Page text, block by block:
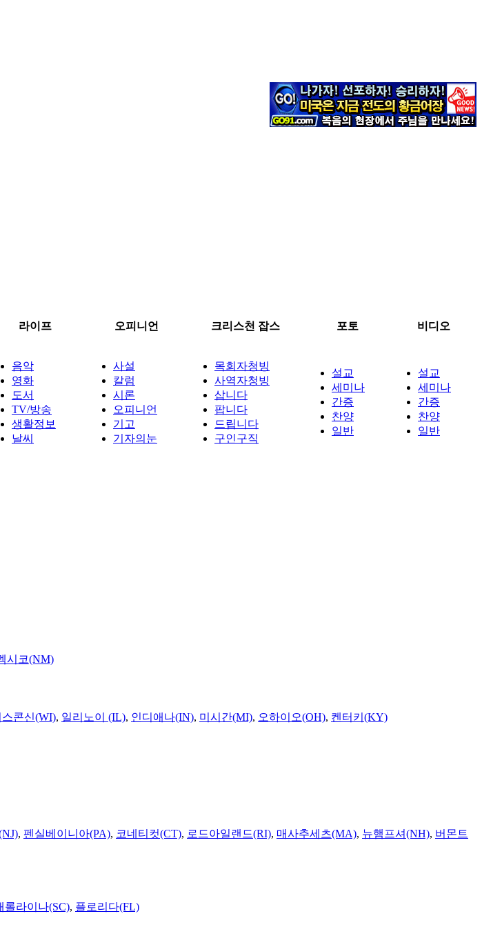
라이프 오피니언 크리스천 잡스 포토 비디오
음악
영화
도서
TV/방송
생활정보
날씨
사설
칼럼
시론
오피니언
기고
기자의눈
목회자청빙
사역자청빙
삽니다
팝니다
드립니다
구인구직
설교
세미나
간증
찬양
일반
설교
세미나
간증
찬양
일반
시코(NM)
스콘신(WI), 일리노이 (IL), 인디애나(IN), 미시간(MI), 오하이오(OH), 켄터키(KY)
, 펜실베이니아(PA), 코네티컷(CT), 로드아일랜드(RI), 매사추세츠(MA), 뉴햄프셔(NH), 버몬트
롤라이나(SC), 플로리다(FL)